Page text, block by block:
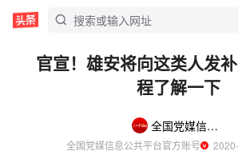
官宣！雄安将向这类人发
程了解一下
全国党媒信息公共平台
全国党媒信息公共平台官方账号